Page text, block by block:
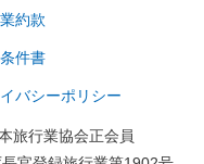
約款
件書
バシーポリシー
旅行業協会正会員